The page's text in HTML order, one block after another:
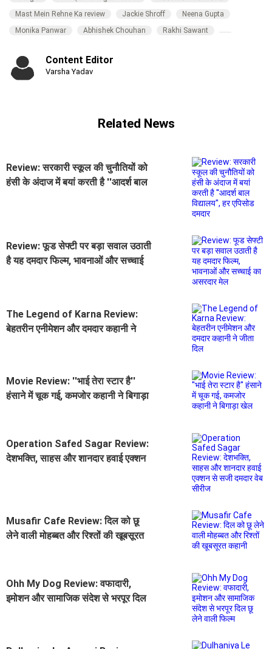
Mast Mein Rehne Ka review
Jackie Shroff
Neena Gupta
Monika Panwar
Abhishek Chouhan Rakhi Sawant
Content Editor
Varsha Yadav
Related News
Review: सरकारी स्कूल की चुनौतियों को
हंसी के अंदाज में बयां करती है ''आदर्श बाल
Review: फूड सेफ्टी पर बड़ा सवाल उठाती
है यह दमदार फिल्म, भावनाओं और सच्चाई
The Legend of Karna Review:
बेहतरीन एनीमेशन और दमदार कहानी ने
Movie Review: ''भाई तेरा स्टार है''
हंसाने में चूक गई, कमजोर कहानी ने बिगाड़ा
Operation Safed Sagar Review:
देशभक्ति, साहस और शानदार हवाई एक्शन
Musafir Cafe Review: दिल को छू
लेने वाली मोहब्बत और रिश्तों की खूबसूरत
Ohh My Dog Review: वफादारी,
इमोशन और सामाजिक संदेश से भरपूर दिल